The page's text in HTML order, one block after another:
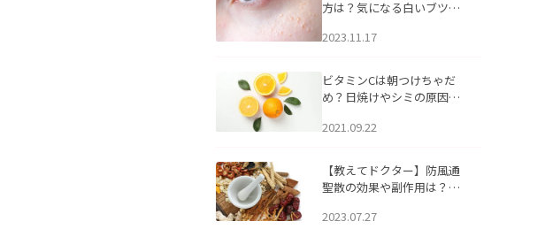
方は？気になる白いブツブ
アについて
2023.11.17
ビタミンCは朝つけちゃだ
め？日焼けやシミの原因に
2021.09.22
【教えてドクター】防風通
聖散の効果や副作用は？長
2023.07.27